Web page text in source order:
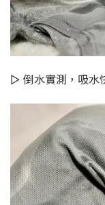
▻ 倒水實測，吸水